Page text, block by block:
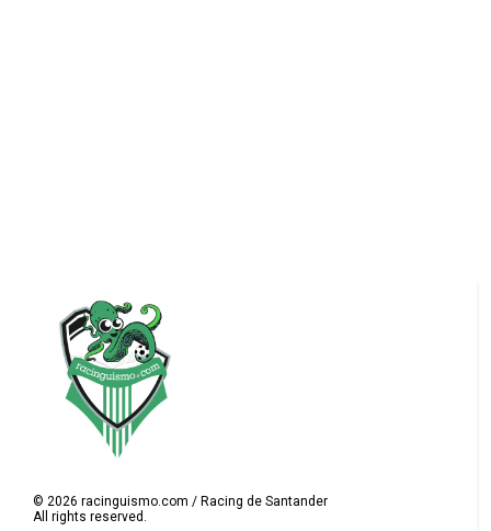
© 2026 racinguismo.com / Racing de Santander
All rights reserved.